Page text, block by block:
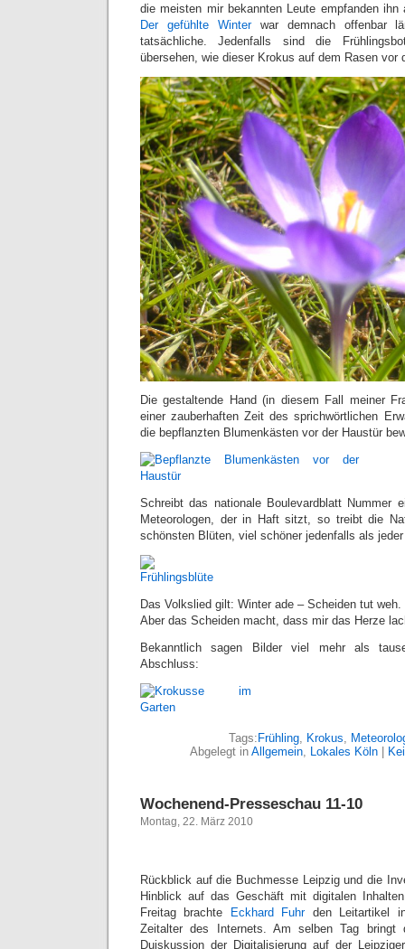
die meisten mir bekannten Leute empfanden ihn
Der gefühlte Winterwar demnach offenbar
tatsächliche. Jedenfalls sind die
übersehen, wie dieser Krokus auf dem Rasen vor
Die gestaltende Hand (in diesem Fall meiner
einer zauberhaften Zeit des sprichwörtlichen
die bepflanzten Blumenkästen vor der Haustür
Schreibt das nationale Boulevardblatt Nummer
Meteorologen, der in Haft sitzt, so treibt die
schönsten Blüten, viel schöner jedenfalls als
Das Volkslied gilt: Winter ade – Scheiden tut weh.
Aber das Scheiden macht, dass mir das Herze
Bekanntlich sagen Bilder viel mehr als
Abschluss:
Tags: Frühling, Krokus,
Abgelegt in Allgemein, Lokales Köln|
Wochenend-Presseschau 11-10
Montag, 22. März 2010
Rückblick auf die Buchmesse Leipzig und die
Hinblick auf das Geschäft mit digitalen
Freitag brachte
Eckhard Fuhr den Leitartikel
Zeitalter des Internets. Am selben Tag bringt
Duiskussion der Digitalisierung auf der